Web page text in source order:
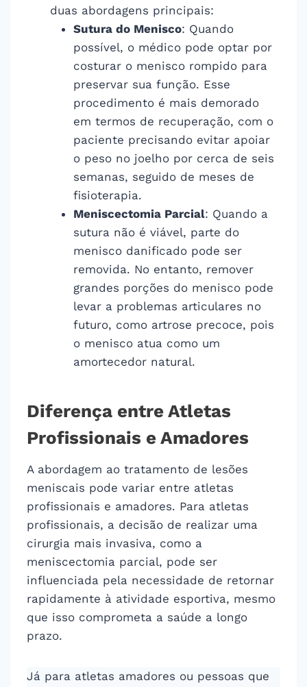
duas abordagens principais:
Sutura do Menisco: Quando
possível, o médico pode optar por
costurar o menisco rompido para
preservar sua função. Esse
procedimento é mais demorado
em termos de recuperação, com o
paciente precisando evitar apoiar
o peso no joelho por cerca de seis
semanas, seguido de meses de
fisioterapia.
Meniscectomia Parcial: Quando a
sutura não é viável, parte do
menisco danificado pode ser
removida. No entanto, remover
grandes porções do menisco pode
levar a problemas articulares no
futuro, como artrose precoce, pois
o menisco atua como um
amortecedor natural.
Diferença entre Atletas
Profissionais e Amadores
A abordagem ao tratamento de lesões
meniscais pode variar entre atletas
profissionais e amadores. Para atletas
profissionais, a decisão de realizar uma
cirurgia mais invasiva, como a
meniscectomia parcial, pode ser
influenciada pela necessidade de retornar
rapidamente à atividade esportiva, mesmo
que isso comprometa a saúde a longo
prazo.
Já para atletas amadores ou pessoas que